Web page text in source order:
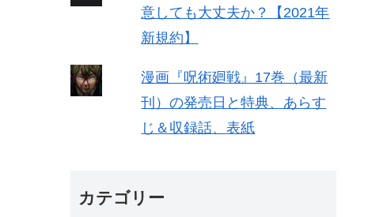
意しても大丈夫か？【2021年
新規約】
漫画『呪術廻戦』17巻（最新
刊）の発売日と特典、あらす
じ＆収録話、表紙
カテゴリー